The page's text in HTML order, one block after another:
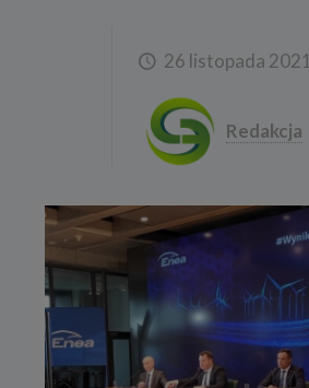
26 listopada 2021
Redakcja